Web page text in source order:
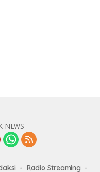
Radio Streaming